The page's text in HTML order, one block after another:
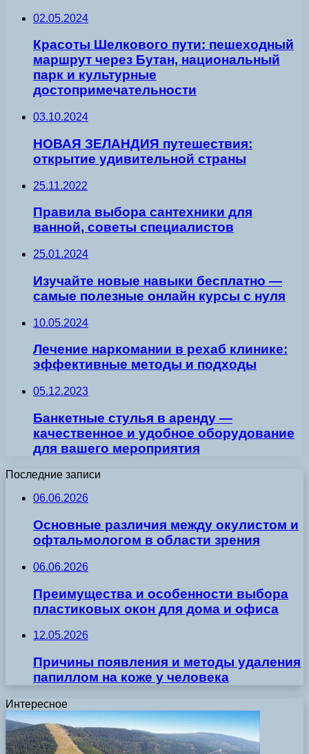
02.05.2024
Красоты Шелкового пути: пешеходный
маршрут через Бутан, национальный
парк и культурные
достопримечательности
03.10.2024
НОВАЯ ЗЕЛАНДИЯ путешествия:
открытие удивительной страны
25.11.2022
Правила выбора сантехники для
ванной, советы специалистов
25.01.2024
Изучайте новые навыки бесплатно —
самые полезные онлайн курсы с нуля
10.05.2024
Лечение наркомании в рехаб клинике:
эффективные методы и подходы
05.12.2023
Банкетные стулья в аренду —
качественное и удобное оборудование
для вашего мероприятия
Последние записи
06.06.2026
Основные различия между окулистом и
офтальмологом в области зрения
06.06.2026
Преимущества и особенности выбора
пластиковых окон для дома и офиса
12.05.2026
Причины появления и методы удаления
папиллом на коже у человека
Интересное